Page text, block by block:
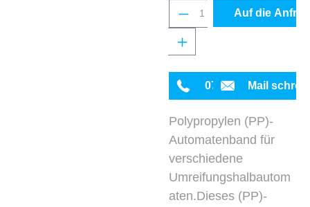
Produkt Anzahl:
Auf die
0711 342934-0
Mail
Polypropylen (PP)-
Automatenband für
verschiedene
Umreifungshalbautom
aten.Dieses (PP)-